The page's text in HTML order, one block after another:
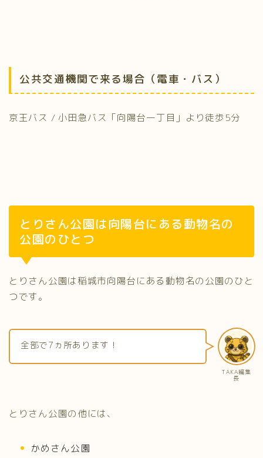
公共交通機関で来る場合（電車・バス）
京王バス / 小田急バス「向陽台一丁目」より徒歩5分
とりさん公園は向陽台にある動物名の
公園のひとつ
とりさん公園は稲城市向陽台にある動物名の公園のひと
つです。
TAKA編集
長
全部で7ヵ所あります！
とりさん公園の他には、
かめさん公園